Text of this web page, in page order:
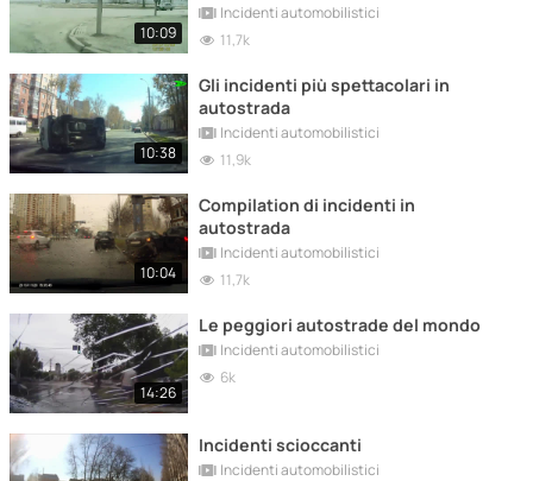
10:09
Incidenti automobilistici
11,7k
10:38
Gli incidenti più spettacolari in
autostrada
Incidenti automobilistici
11,9k
10:04
Compilation di incidenti in
autostrada
Incidenti automobilistici
11,7k
14:26
Le peggiori autostrade del mondo
Incidenti automobilistici
6k
Incidenti scioccanti
Incidenti automobilistici